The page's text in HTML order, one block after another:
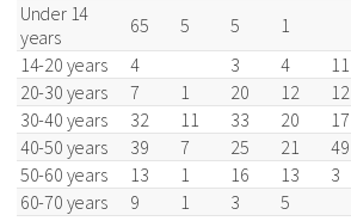
Under 14
years
65 5 5 1
14-20 years
4 3 4 11
20-30 years
7 1 20 12 12
30-40 years
32 11 33 20 17
40-50 years
39 7 25 21 49
50-60 years
13 1 16 13 3
60-70 years
9 1 3 5